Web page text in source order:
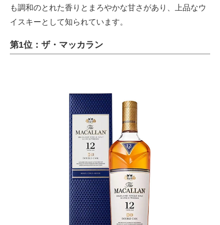
も調和のとれた香りとまろやかな甘さがあり、上品なウ
イスキーとして知られています。
第1位：ザ・マッカラン